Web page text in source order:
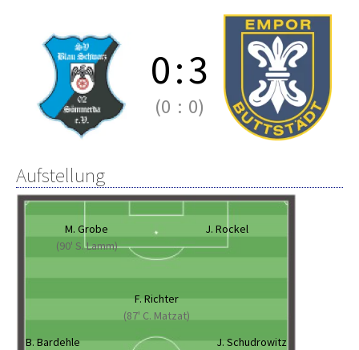
0:3
(0 : 0)
Aufstellung
M. Grobe
(90' S. Lamm)
J. Rockel
F. Richter
(87' C. Matzat)
B. Bardehle
J. Schudrowitz